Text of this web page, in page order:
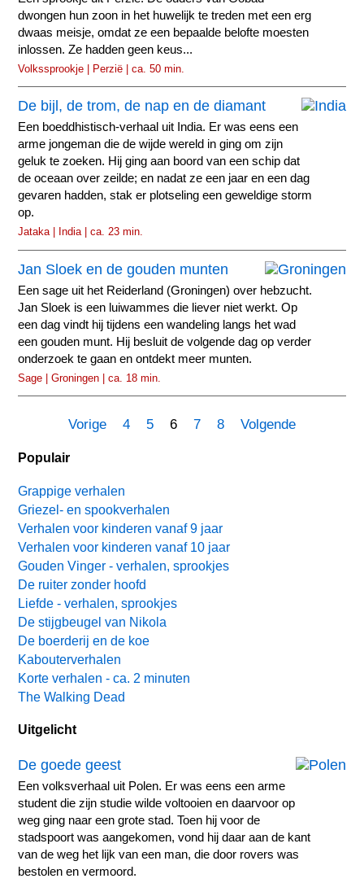
dwongen hun zoon in het huwelijk te treden met een erg
dwaas meisje, omdat ze een bepaalde belofte moesten
inlossen. Ze hadden geen keus...
Volkssprookje | Perzië | ca. 50 min.
De bijl, de trom, de nap en de diamant
Een boeddhistisch-verhaal uit India. Er was eens een
arme jongeman die de wijde wereld in ging om zijn
geluk te zoeken. Hij ging aan boord van een schip dat
de oceaan over zeilde; en nadat ze een jaar en een dag
gevaren hadden, stak er plotseling een geweldige storm
op.
Jataka | India | ca. 23 min.
Jan Sloek en de gouden munten
Een sage uit het Reiderland (Groningen) over hebzucht.
Jan Sloek is een luiwammes die liever niet werkt. Op
een dag vindt hij tijdens een wandeling langs het wad
een gouden munt. Hij besluit de volgende dag op verder
onderzoek te gaan en ontdekt meer munten.
Sage | Groningen | ca. 18 min.
Vorige 4 56 7 8 Volgende
Populair
Grappige verhalen
Griezel- en spookverhalen
Verhalen voor kinderen vanaf 9 jaar
Verhalen voor kinderen vanaf 10 jaar
Gouden Vinger - verhalen, sprookjes
De ruiter zonder hoofd
Liefde - verhalen, sprookjes
De stijgbeugel van Nikola
De boerderij en de koe
Kabouterverhalen
Korte verhalen - ca. 2 minuten
The Walking Dead
Uitgelicht
De goede geest
Een volksverhaal uit Polen. Er was eens een arme
student die zijn studie wilde voltooien en daarvoor op
weg ging naar een grote stad. Toen hij voor de
stadspoort was aangekomen, vond hij daar aan de kant
van de weg het lijk van een man, die door rovers was
bestolen en vermoord.